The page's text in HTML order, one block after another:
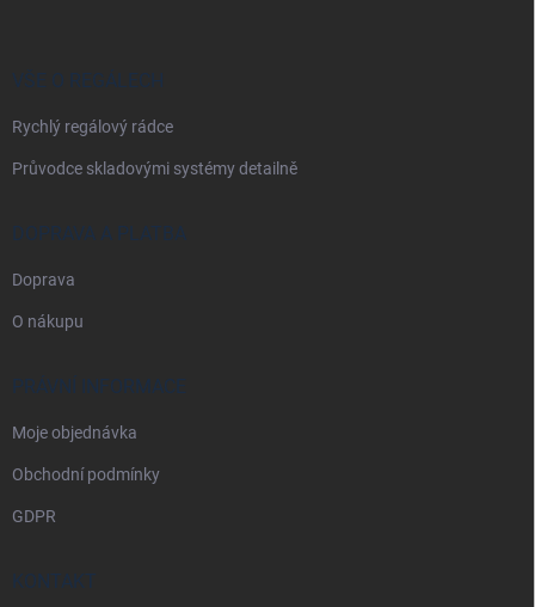
VŠE O REGÁLECH
Rychlý regálový rádce
Průvodce skladovými systémy detailně
DOPRAVA A PLATBA
Doprava
O nákupu
PRÁVNÍ INFORMACE
Moje objednávka
Obchodní podmínky
GDPR
KONTAKT